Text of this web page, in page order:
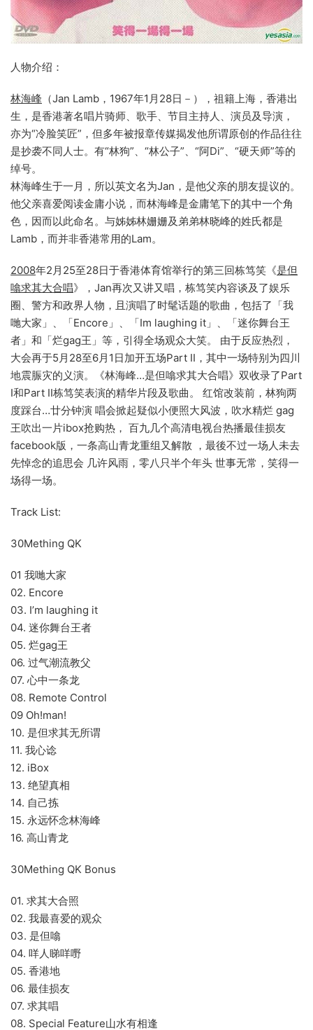
人物介绍：
林海峰 （Jan Lamb，1967年1月28日－），祖籍上海，香港出
生，是香港著名唱片骑师、歌手、节目主持人、演员及导演，
亦为“冷脸笑匠”，但多年被报章传媒揭发他所谓原创的作品往往
是抄袭不同人士。有“林狗”、“林公子”、“阿Di”、“硬天师”等的
绰号。
林海峰生于一月，所以英文名为Jan，是他父亲的朋友提议的。
他父亲喜爱阅读金庸小说，而林海峰是金庸笔下的其中一个角
色，因而以此命名。与姊姊林姗姗及弟弟林晓峰的姓氏都是
Lamb，而并非香港常用的Lam。
2008年2月25至28日于香港体育馆举行的第三回栋笃笑《是但
噏求其大合唱》，Jan再次又讲又唱，栋笃笑内容谈及了娱乐
圈、警方和政界人物，且演唱了时髦话题的歌曲，包括了「我
哋大家」、「Encore」、「Im laughing it」、「迷你舞台王
者」和「烂gag王」等，引得全场观众大笑。 由于反应热烈，
大会再于5月28至6月1日加开五场Part II，其中一场特别为四川
地震脤灾的义演。《林海峰…是但噏求其大合唱》双收录了Part
I和Part II栋笃笑表演的精华片段及歌曲。 红馆改装前，林狗两
度踩台…廿分钟演 唱会掀起疑似小便照大风波，吹水精烂 gag
王吹出一片ibox抢购热， 百九几个高清电视台热播最佳损友
facebook版，一条高山青龙重组又解散 ，最後不过一场人未去
先悼念的追思会 几许风雨，零八只半个年头 世事无常，笑得一
场得一场。
Track List:
30Mething QK
01 我哋大家
02. Encore
03. I’m laughing it
04. 迷你舞台王者
05. 烂gag王
06. 过气潮流教父
07. 心中一条龙
08. Remote Control
09 Oh!man!
10. 是但求其无所谓
11. 我心谂
12. iBox
13. 绝望真相
14. 自己拣
15. 永远怀念林海峰
16. 高山青龙
30Mething QK Bonus
01. 求其大合照
02. 我最喜爱的观众
03. 是但噏
04. 咩人睇咩嘢
05. 香港地
06. 最佳损友
07. 求其唱
08. Special Feature山水有相逢